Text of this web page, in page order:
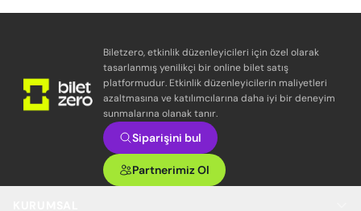
Biletzero, etkinlik düzenleyicileri için özel olarak
tasarlanmış yenilikçi bir online bilet satış
platformudur. Etkinlik düzenleyicilerin maliyetleri
azaltmasına ve katılımcılarına daha iyi bir deneyim
sunmalarına olanak tanır.
Siparişini bul
Partnerimiz Ol